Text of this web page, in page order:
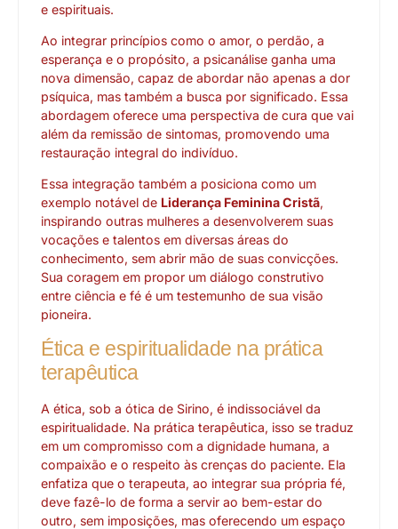
e espirituais.
Ao integrar princípios como o amor, o perdão, a
esperança e o propósito, a psicanálise ganha uma
nova dimensão, capaz de abordar não apenas a dor
psíquica, mas também a busca por significado. Essa
abordagem oferece uma perspectiva de cura que vai
além da remissão de sintomas, promovendo uma
restauração integral do indivíduo.
Essa integração também a posiciona como um
exemplo notável de Liderança Feminina Cristã,
inspirando outras mulheres a desenvolverem suas
vocações e talentos em diversas áreas do
conhecimento, sem abrir mão de suas convicções.
Sua coragem em propor um diálogo construtivo
entre ciência e fé é um testemunho de sua visão
pioneira.
Ética e espiritualidade na prática
terapêutica
A ética, sob a ótica de Sirino, é indissociável da
espiritualidade. Na prática terapêutica, isso se traduz
em um compromisso com a dignidade humana, a
compaixão e o respeito às crenças do paciente. Ela
enfatiza que o terapeuta, ao integrar sua própria fé,
deve fazê-lo de forma a servir ao bem-estar do
outro, sem imposições, mas oferecendo um espaço